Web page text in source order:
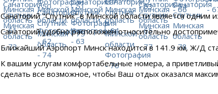
Санаторий "Спутник" в Минской области является одним
Санаторий удобно расположен относительно
Ближайший Аэропорт Минск находится в 141.9 км, Ж/Д
К вашим услугам комфортабельные номера, а
сделать все возможное, чтобы Ваш отдых оказался